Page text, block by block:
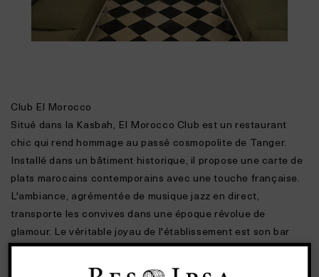
Club El Morocco
Situé dans la Kasbah, El Morocco Club est un restaurant
chic qui rend hommage au passé cosmopolite de Tanger.
Installé dans un bâtiment historique, il propose une carte de
plats marocains contemporains avec une touche française.
L'ambiance, agrémentée de musique jazz en direct,
transporte les convives dans une époque révolue de
glamour. Le véritable joyau de l'établissement est son bar
parfaits et où des inconnus finissent par engager la